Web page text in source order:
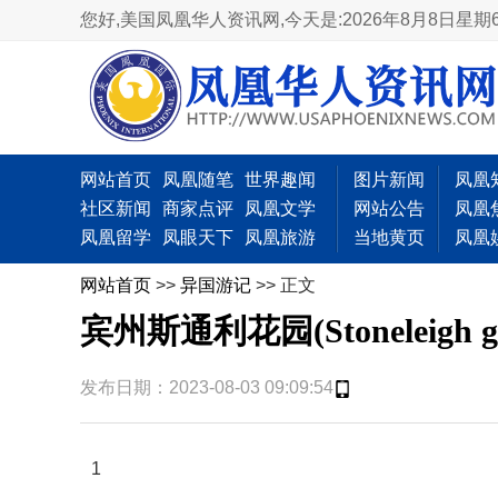
您好,美国凤凰华人资讯网,今天是:2026年8月8日星期
网站首页 凤凰随笔 世界趣闻
社区新闻
商家点评
凤凰文学
凤凰留学
凤眼天下 凤凰旅游
图片新闻
网站公告
当地黄页
凤凰
凤凰
凤凰
网站首页 >> 异国游记 >> 正文
宾州斯通利花园(Stoneleigh
发布日期：2023-08-03 09:09:54
1